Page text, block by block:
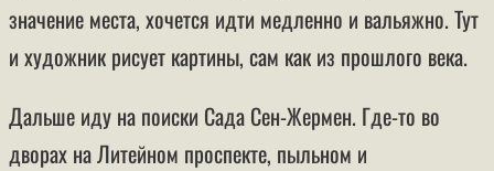
значение места, хочется идти медленно и вальяжно. Тут
и художник рисует картины, сам как из прошлого века.
Дальше иду на поиски Сада Сен-Жермен. Где-то во
дворах на Литейном проспекте, пыльном и